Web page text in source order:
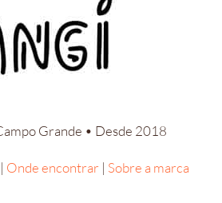
Grande • Desde 2018
Onde encontrar| Sobre a marca